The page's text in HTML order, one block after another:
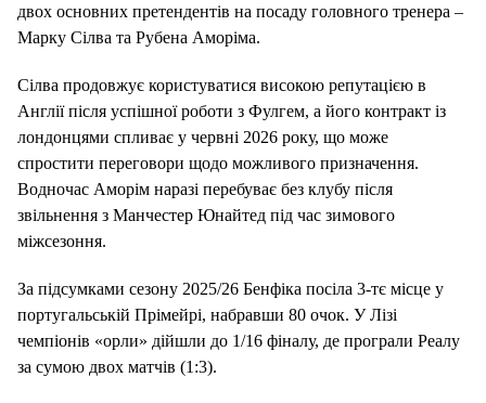
двох основних претендентів на посаду головного тренера –
Марку Сілва та Рубена Аморіма.
Сілва продовжує користуватися високою репутацією в
Англії після успішної роботи з Фулгем, а його контракт із
лондонцями спливає у червні 2026 року, що може
спростити переговори щодо можливого призначення.
Водночас Аморім наразі перебуває без клубу після
звільнення з Манчестер Юнайтед під час зимового
міжсезоння.
За підсумками сезону 2025/26 Бенфіка посіла 3-тє місце у
португальській Прімейрі, набравши 80 очок. У Лізі
чемпіонів «орли» дійшли до 1/16 фіналу, де програли Реалу
за сумою двох матчів (1:3).